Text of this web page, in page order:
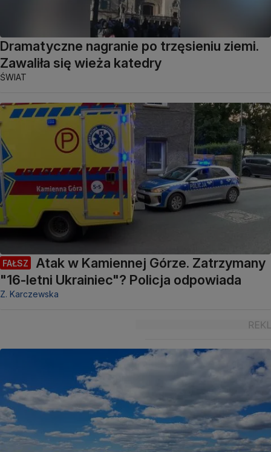
Dramatyczne nagranie po trzęsieniu ziemi.
Zawaliła się wieża katedry
ŚWIAT
FAŁSZ
Atak w Kamiennej Górze. Zatrzymany
"16-letni Ukrainiec"? Policja odpowiada
Z. Karczewska